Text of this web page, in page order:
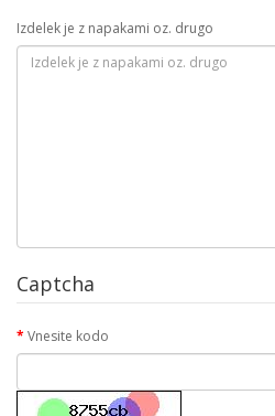
Izdelek je z napakami oz. drugo
Captcha
Vnesite kodo